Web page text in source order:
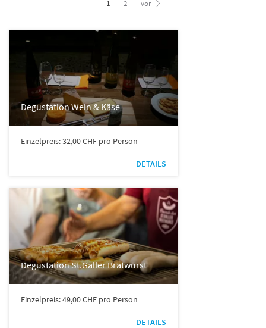
1 2 vor
Degustation Wein & Käse
Einzelpreis: 32,00 CHF pro Person
DETAILS
Degustation St.Galler Bratwurst
Einzelpreis: 49,00 CHF pro Person
DETAILS